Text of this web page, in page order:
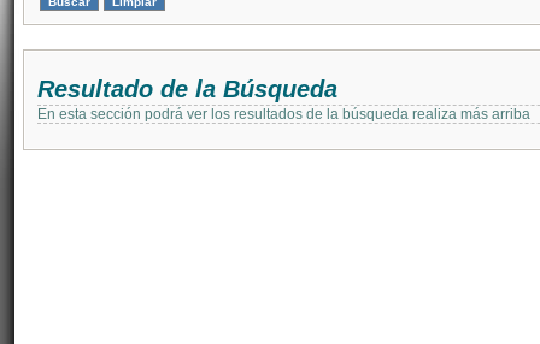
Resultado de la Búsqueda
En esta sección podrá ver los resultados de la búsqueda realiza más arriba